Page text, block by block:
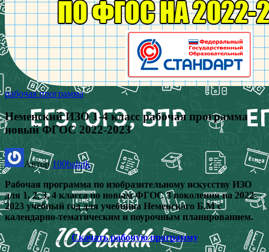
рабочая программа
Неменский ИЗО 1-4 класс рабочая программа
новый ФГОС 2022-2023
Автор100balnik
Рабочая программа по изобразительному искусству ИЗО
для 1, 2, 3, 4 класса по новым ФГОС 3 поколения на 2022-
2023 учебный год для учебника Неменского Б.М с
календарно-тематическим и поурочным планированием.
Скачать рабочую программу